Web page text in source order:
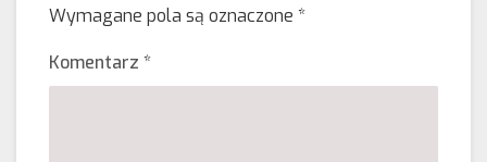
Wymagane pola są oznaczone *
Komentarz *